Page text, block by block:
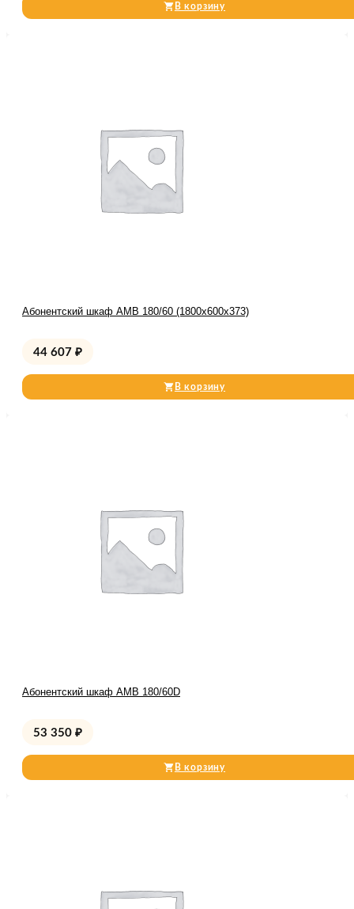
В корзину
Абонентский шкаф AMB 180/60 (1800x600x373)
44 607 ₽
В корзину
Абонентский шкаф AMB 180/60D
53 350 ₽
В корзину